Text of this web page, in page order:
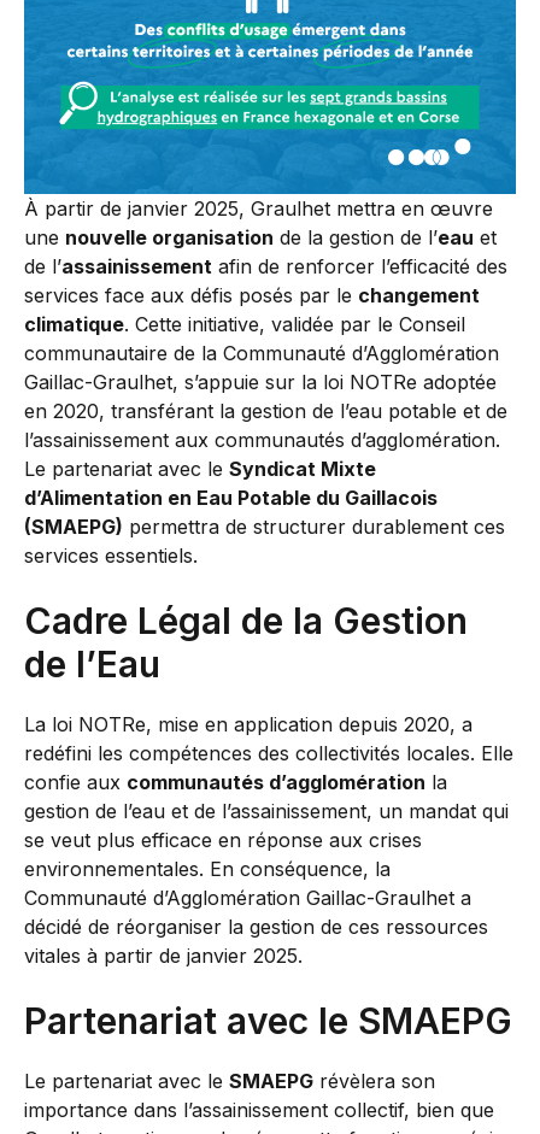
À partir de janvier 2025, Graulhet mettra en œuvre
une nouvelle organisation de la gestion de l’eau et
de l’assainissement afin de renforcer l’efficacité des
services face aux défis posés par le changement
climatique. Cette initiative, validée par le Conseil
communautaire de la Communauté d’Agglomération
Gaillac-Graulhet, s’appuie sur la loi NOTRe adoptée
en 2020, transférant la gestion de l’eau potable et de
l’assainissement aux communautés d’agglomération.
Le partenariat avec le Syndicat Mixte
d’Alimentation en Eau Potable du Gaillacois
(SMAEPG) permettra de structurer durablement ces
services essentiels.
Cadre Légal de la Gestion
de l’Eau
La loi NOTRe, mise en application depuis 2020, a
redéfini les compétences des collectivités locales. Elle
confie aux communautés d’agglomération la
gestion de l’eau et de l’assainissement, un mandat qui
se veut plus efficace en réponse aux crises
environnementales. En conséquence, la
Communauté d’Agglomération Gaillac-Graulhet a
décidé de réorganiser la gestion de ces ressources
vitales à partir de janvier 2025.
Partenariat avec le SMAEPG
Le partenariat avec le SMAEPG révèlera son
importance dans l’assainissement collectif, bien que